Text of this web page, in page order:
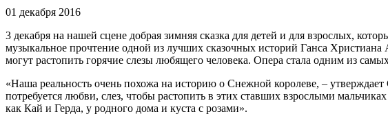
01 декабря 2016
3 декабря на нашей сцене добрая зимняя сказка для детей и для взрослых,
музыкальное прочтение одной из лучших сказочных историй Ганса
могут растопить горячие слезы любящего человека. Опера стала одним из
«Наша реальность очень похожа на историю о Снежной королеве, –
потребуется любви, слез, чтобы растопить в этих ставших взрослыми
как Кай и Герда, у родного дома и куста с розами».